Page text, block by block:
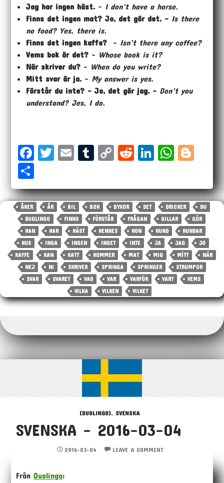
Jag har ingen häst. – I don’t have a horse.
Finns det ingen mat? Jo, det gör det. – Is there
no food? Yes, there is.
Finns det ingen kaffe? – Isn’t there any coffee?
Vems bok är det? – Whose book is it?
När skriver du? – When do you write?
Mitt svar är ja. – My answer is yes.
Förstår du inte? – Jo, det gör jag. – Don’t you
understand? Jes, I do.
Fa
bo
ok
T
tt
er
E
ai
l
T
m
bl
r
Co
y
Li
nk
Re
it
Li
ed
In
W
ts
A
p
p
ge
r
ar
e
ÅKER ÅR BIL BOK BYXOR DET DRICKER
DU
DUOLINGO
FINNS FÖRSTÅR FRÅGAN GILLAR
GÖR
HAN
HAR HÄST HENNES HON HUND
HUNDAR
HUS
INGA INGEN INGET INTE JA JAG
JO
KAFFE
KAN KATT KOMMER MAT MIG MÍTT
NÄR
NEJ
NI SKRIVER SPRINGA SPRINGER
STRUMPOR
SVAR
SVARET VAD VAR VARFÖR VART
VEMS
VILKA
VILKEN VILKET
[DUOLINGO], SVENSKA
SVENSKA – 2016-03-04
2016-03-04 LEAVE A COMMENT
Från Duolingo: